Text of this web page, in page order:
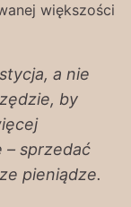
większości
a nie
by
sprzedać
pieniądze.